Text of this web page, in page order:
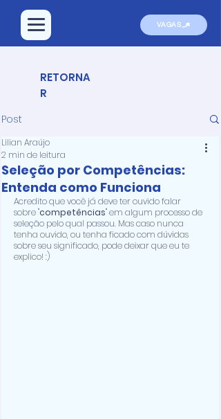
VAGAS
RETORNA
R
Post
Seleção por Competências:
Entenda como Funciona
Lilian Araújo
2 min de leitura
Acredito que você já deve ter ouvido falar
sobre "competências'' em algum processo de
seleção pelo qual passou. Mas caso nunca
tenha ouvido, ou tenha ficado com dúvidas
sobre seu significado, pode deixar que eu te
explico! :)